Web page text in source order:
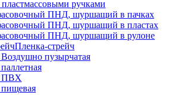
пластмассовыми ручками
ПНД, шуршащий в пачках
ПНД, шуршащий в пластах
ПНД, шуршащий в рулоне
Пленка-стрейч
пузырчатая
ПВХ